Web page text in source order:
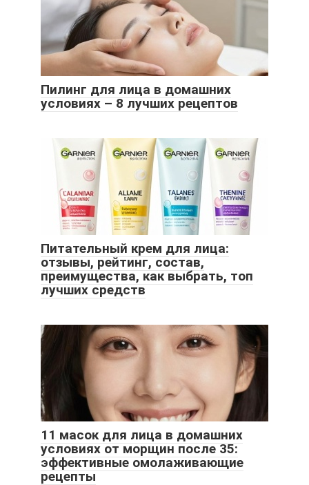
Пилинг для лица в домашних
условиях – 8 лучших рецептов
Питательный крем для лица:
отзывы, рейтинг, состав,
преимущества, как выбрать, топ
лучших средств
11 масок для лица в домашних
условиях от морщин после 35:
эффективные омолаживающие
рецепты